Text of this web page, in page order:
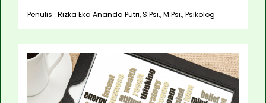
Penulis : Rizka Eka Ananda Putri, S.Psi., M.Psi., Psikolog